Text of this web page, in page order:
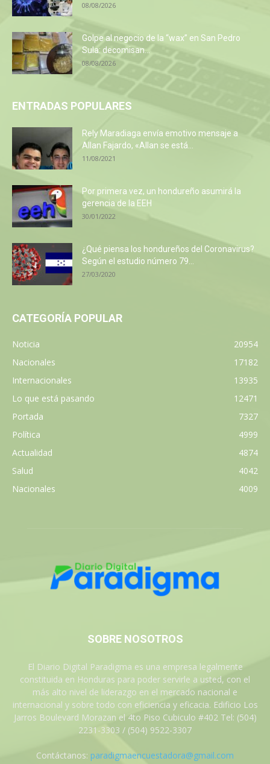
08/08/2026
Golpe al negocio de la “wax” en San Pedro
Sula: decomisan...
08/08/2026
ENTRADAS POPULARES
Rely Maradiaga envía emotivo mensaje a
Allan Fajardo, «Allan se está...
11/08/2021
Por primera vez, un hondureño asumirá la
gerencia de la EEH
30/01/2022
¿Qué piensa los hondureños del Coronavirus?
Según el estudio número 79...
27/03/2020
CATEGORÍA POPULAR
Noticia
20954
Nacionales
17182
Internacionales
13935
Lo que está pasando
12471
Portada
7327
Política
4999
Actualidad
4874
Salud
4042
Nacionales
4009
SOBRE NOSOTROS
El Diario Digital Paradigma es una empresa legalmente
constituida en Honduras para poder servirle a usted, con el
más alto nivel de liderazgo en el mercado nacional e
internacional y sobre todo con eficiencia y eficacia. Edificio Los
Jarros Boulevard Morazan el 4to Piso Cubiculo #402 Tel: (504)
2231-3303 / (504) 9522-3307
Contáctanos: paradigmaencuestadora@gmail.com